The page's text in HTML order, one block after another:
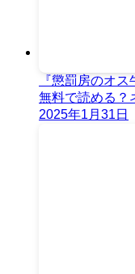
『懲罰房のオ
無料で読める？
2025年1月31日